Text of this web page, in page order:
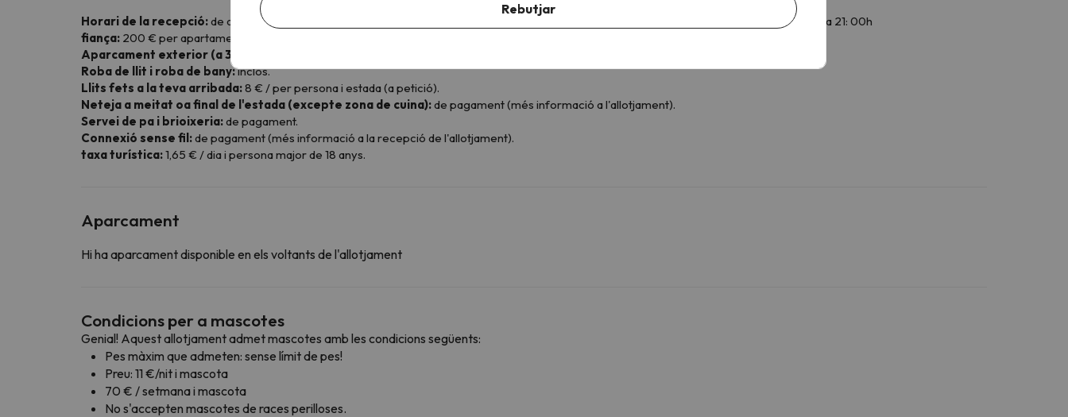
Horari de la recepció:de dilluns a divendres de 09: 00h a 12: 00h i de 17: 00h a 19: 00h. Dissabte i diumenge de 08: 00h a 12: 00h i de 13: 30h a 21: 00h
fiança: 200 € per apartament (preautorització bancària)
Aparcament exterior (a 300 metres dels apartaments):
Roba de llit i roba de bany:inclòs.
Llits fets a la teva arribada:8 € / per persona i estada (a petició).
Neteja a meitat oa final de l'estada (excepte zona de cuina):de pagament (més informació a l'allotjament).
Servei de pa i brioixeria:de pagament.
Connexió sense fil:de pagament (més informació a la recepció de l'allotjament).
taxa turística:1,65 € / dia i persona major de 18 anys.
Aparcament
Hi ha aparcament disponible en els voltants de l'allotjament
Condicions per a mascotes
Genial! Aquest allotjament admet mascotes amb les condicions següents:
Pes màxim que admeten: sense límit de pes!
Preu: 11 €/nit i mascota
70 € / setmana i mascota
No s'accepten mascotes de races perilloses.
Rebutjar